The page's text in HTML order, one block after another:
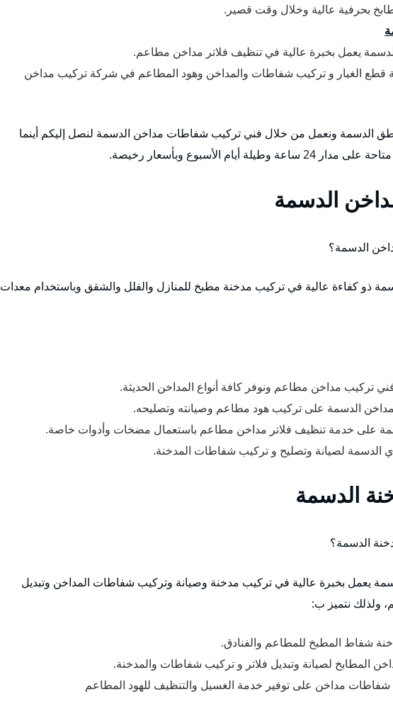
بحرفية عالية وخلال وقت قصير.
يعمل بخبرة عالية في تنظيف فلاتر مداخن مطاعم.
قطع الغيار و تركيب شفاطات والمداخن وهود المطاعم في شركة تركيب مداخن
الدسمة ونعمل من خلال فني تركيب شفاطات مداخن الدسمة لنصل إليكم أينما
الأسبوع وبأسعار رخيصة.
الدسمة
الدسمة؟
ذو كفاءة عالية في تركيب مدخنة مطبخ للمنازل والفلل والشقق وباستخدام معدات
تركيب مداخن مطاعم ونوفر كافة أنواع المداخن الحديثة.
الدسمة على تركيب هود مطاعم وصيانته وتصليحه.
على خدمة تنظيف فلاتر مداخن مطاعم باستعمال مضخات وأدوات خاصة.
الدسمة لصيانة وتصليح و تركيب شفاطات المدخنة.
الدسمة
الدسمة؟
يعمل بخبرة عالية في تركيب مدخنة وصيانة وتركيب شفاطات المداخن وتبديل
ولذلك نتميز ب:
شفاط المطبخ للمطاعم والفنادق.
المطابخ لصيانة وتبديل فلاتر و تركيب شفاطات والمدخنة.
مداخن على توفير خدمة الغسيل والتنظيف للهود المطاعم